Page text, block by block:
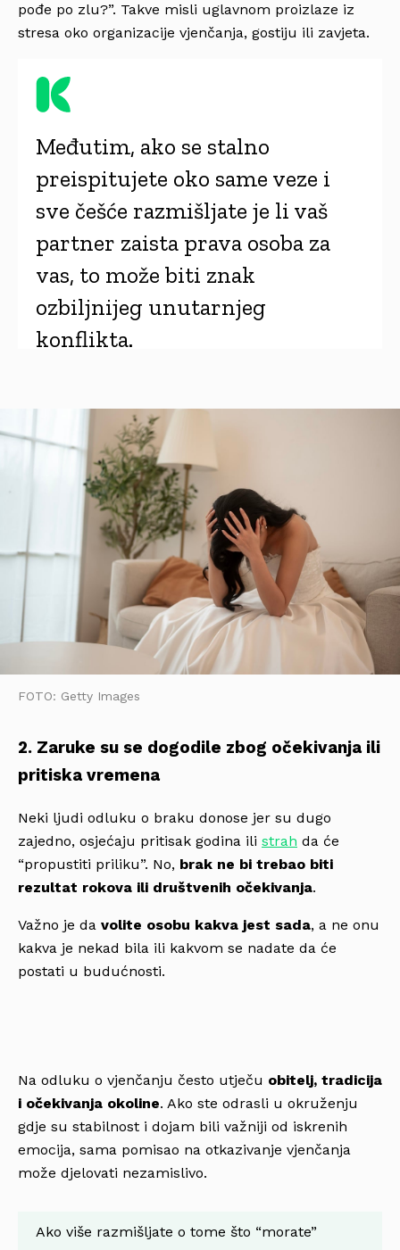
pođe po zlu?”. Takve misli uglavnom proizlaze iz
stresa oko organizacije vjenčanja, gostiju ili zavjeta.
Međutim, ako se stalno
preispitujete oko same veze i
sve češće razmišljate je li vaš
partner zaista prava osoba za
vas, to može biti znak
ozbiljnijeg unutarnjeg
konflikta.
FOTO: Getty Images
2. Zaruke su se dogodile zbog očekivanja ili
pritiska vremena
Neki ljudi odluku o braku donose jer su dugo
zajedno, osjećaju pritisak godina ili strah da će
“propustiti priliku”. No, brak ne bi trebao biti
rezultat rokova ili društvenih očekivanja.
Važno je da volite osobu kakva jest sada, a ne onu
kakva je nekad bila ili kakvom se nadate da će
postati u budućnosti.
Na odluku o vjenčanju često utječu obitelj, tradicija
i očekivanja okoline. Ako ste odrasli u okruženju
gdje su stabilnost i dojam bili važniji od iskrenih
emocija, sama pomisao na otkazivanje vjenčanja
može djelovati nezamislivo.
Ako više razmišljate o tome što “morate”